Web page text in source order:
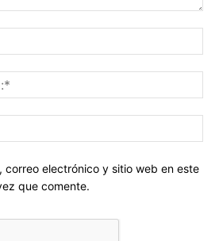
correo electrónico y sitio web en este
que comente.